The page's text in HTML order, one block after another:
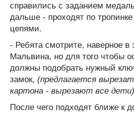
справились с заданием
дальше - проходят по
цепями.
- Ребята смотрите, наверное в
Мальвина, но для того чтобы
должны подобрать нужный
замок, (предлагается
картона - вырезают все дети)
После чего подходят ближе к